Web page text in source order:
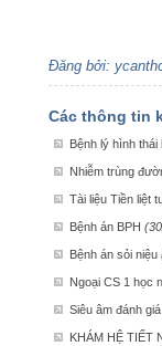
Đăng bởi:
Các thông tin
Bệnh lý hình thái
Nhiễm trùng
Tài liệu Tiền liệt
Bệnh án BPH
Bệnh án sỏi niệu
Ngoại CS 1 học
Siêu âm đánh
KHÁM HỆ TIẾT